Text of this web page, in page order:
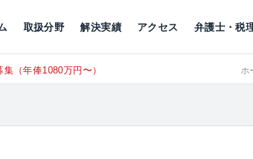
取扱分野 解決実績 アクセス 弁護士・税
（年俸1080万円〜） ホ